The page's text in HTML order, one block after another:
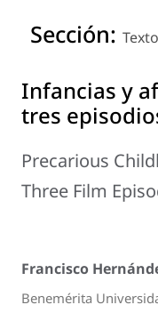
Sección:
Infancias y
tres
Precarious
Three Film
Francisco
Benemérita